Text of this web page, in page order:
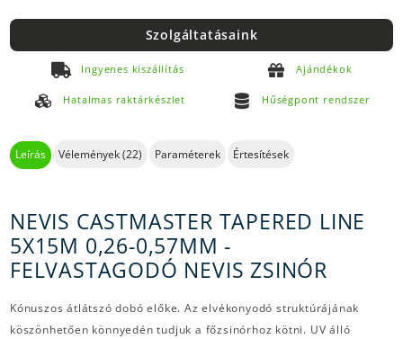
Szolgáltatásaink
Ingyenes kiszállítás Ajándékok
Hatalmas raktárkészlet Hűségpont rendszer
Leírás Vélemények (22) Paraméterek Értesítések
NEVIS CASTMASTER TAPERED LINE
5X15M 0,26-0,57MM -
FELVASTAGODÓ NEVIS ZSINÓR
Kónuszos átlátszó dobó előke. Az elvékonyodó struktúrájának
köszönhetően könnyedén tudjuk a főzsinórhoz kötni. UV álló